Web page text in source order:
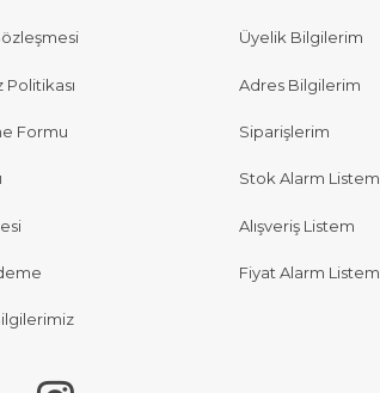
Formu
Üyelik Bilgilerim
Adres Bilgilerim
Siparişlerim
Stok Alarm Listem
Alışveriş Listem
Fiyat Alarm Listem